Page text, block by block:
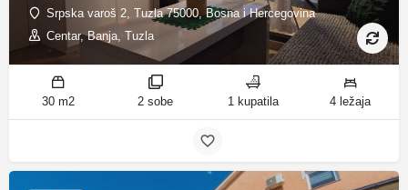
Srpska varoš 2, Tuzla 75000, Bosna i Hercegovina
Centar, Banja, Tuzla
30 m2 2 sobe 1 kupatila 4 ležaja